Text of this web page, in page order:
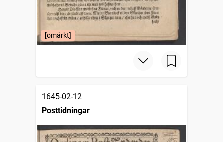
[omärkt]
1645-02-12
Posttidningar